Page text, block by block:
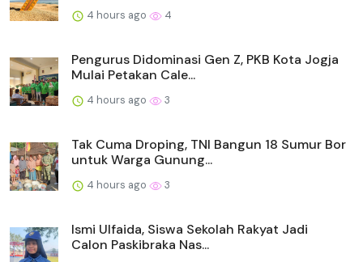
4 hours ago 4
Pengurus Didominasi Gen Z, PKB Kota Jogja
Mulai Petakan Cale...
4 hours ago 3
Tak Cuma Droping, TNI Bangun 18 Sumur Bor
untuk Warga Gunung...
4 hours ago 3
Ismi Ulfaida, Siswa Sekolah Rakyat Jadi
Calon Paskibraka Nas...